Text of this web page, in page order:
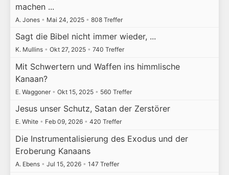
machen ...
A. Jones • Mai 24, 2025 • 808 Treffer
Sagt die Bibel nicht immer wieder, ...
K. Mullins • Okt 27, 2025 • 740 Treffer
Mit Schwertern und Waffen ins himmlische
Kanaan?
E. Waggoner • Okt 15, 2025 • 560 Treffer
Jesus unser Schutz, Satan der Zerstörer
E. White • Feb 09, 2026 • 420 Treffer
Die Instrumentalisierung des Exodus und der
Eroberung Kanaans
A. Ebens • Jul 15, 2026 • 147 Treffer